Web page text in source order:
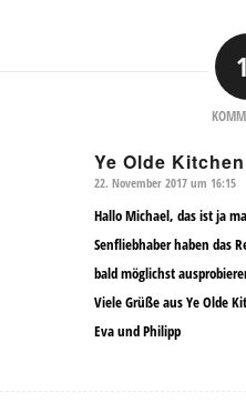
Ye Olde Kitchen
sagte:
22. November 2017 um 16:15
Hallo Michael, das ist ja
Senfliebhaber haben das
bald möglichst
Viele Grüße aus Ye Olde
Eva und Philipp